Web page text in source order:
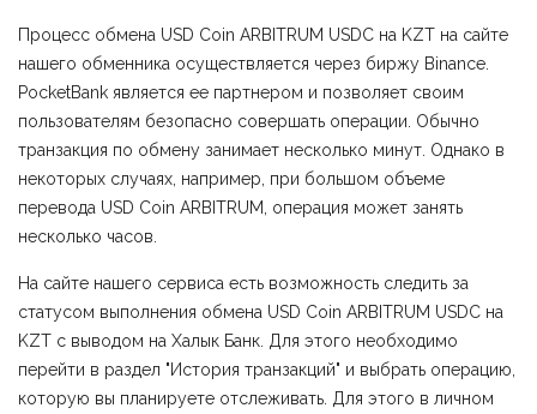
Процесс обмена USD Coin ARBITRUM USDC на KZT на сайте
нашего обменника осуществляется через биржу Binance.
PocketBank является ее партнером и позволяет своим
пользователям безопасно совершать операции. Обычно
транзакция по обмену занимает несколько минут. Однако в
некоторых случаях, например, при большом объеме
перевода USD Coin ARBITRUM, операция может занять
несколько часов.
На сайте нашего сервиса есть возможность следить за
статусом выполнения обмена USD Coin ARBITRUM USDC на
KZT с выводом на Халык Банк. Для этого необходимо
перейти в раздел "История транзакций" и выбрать операцию,
которую вы планируете отслеживать. Для этого в личном